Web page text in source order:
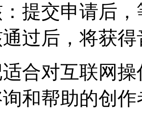
提交申请后
过后，将获
合对互联网
和帮助的创作